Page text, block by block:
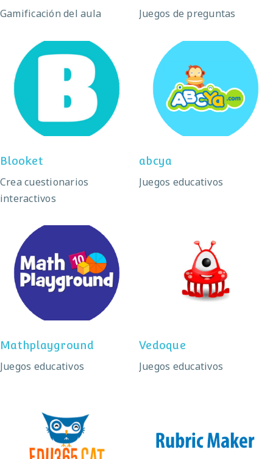
Gamificación del aula Juegos de preguntas
Blooket
Crea cuestionarios
interactivos
abcya
abcya
Juegos educativos
Mathplayground
Mathplayground
Juegos educativos
Vedoque
Vedoque
Juegos educativos
edu365 Rubric Maker